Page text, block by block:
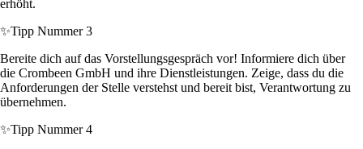
erhöht.
✨Tipp Nummer 3
Bereite dich auf das Vorstellungsgespräch vor! Informiere dich über
die Crombeen GmbH und ihre Dienstleistungen. Zeige, dass du die
Anforderungen der Stelle verstehst und bereit bist, Verantwortung zu
übernehmen.
✨Tipp Nummer 4